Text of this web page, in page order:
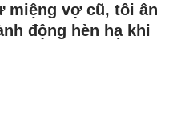
miệng vợ cũ, tôi ân
động hèn hạ khi